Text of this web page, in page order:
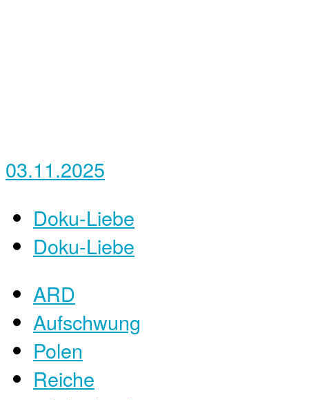
03.11.2025
Doku-Liebe
Doku-Liebe
ARD
Aufschwung
Polen
Reiche